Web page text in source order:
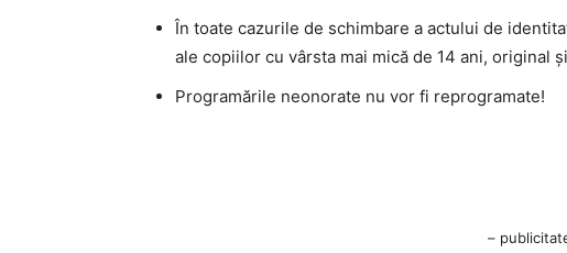
În toate cazurile de schimbare a actului de
ale copiilor cu vârsta mai mică de 14 ani, original
Programările neonorate nu vor fi reprogramate!
–